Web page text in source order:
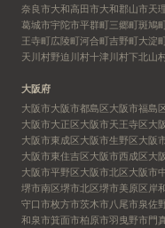
奈良市大和高田市大和郡山市天
葛城市宇陀市平群町三郷町斑鳩
王寺町広陵町河合町吉野町大淀
天川村野迫川村十津川村下北山
大阪府
大阪市大阪市都島区大阪市福島
大阪市大正区大阪市天王寺区大
大阪市東成区大阪市生野区大阪
大阪市東住吉区大阪市西成区大
大阪市平野区大阪市北区大阪市
堺市南区堺市北区堺市美原区岸
守口市枚方市茨木市八尾市泉佐
和泉市箕面市柏原市羽曳野市門